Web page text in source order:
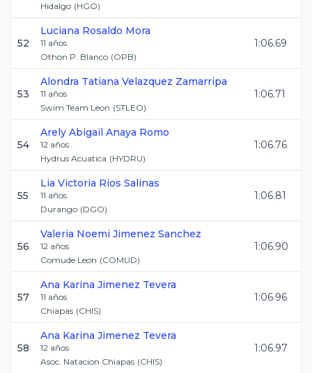
Hidalgo (HGO)
52
Luciana Rosaldo Mora
11 años
Othon P. Blanco (OPB)
1:06.69
53
Alondra Tatiana Velazquez Zamarripa
11 años
Swim Team Leon (STLEO)
1:06.71
54
Arely Abigail Anaya Romo
12 años
Hydrus Acuatica (HYDRU)
1:06.76
55
Lia Victoria Rios Salinas
11 años
Durango (DGO)
1:06.81
56
Valeria Noemi Jimenez Sanchez
12 años
Comude Leon (COMUD)
1:06.90
57
Ana Karina Jimenez Tevera
11 años
Chiapas (CHIS)
1:06.96
58
Ana Karina Jimenez Tevera
12 años
Asoc. Natacion Chiapas (CHIS)
1:06.97